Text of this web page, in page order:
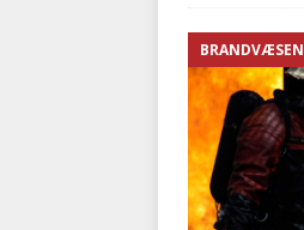
BRANDVÆSEN